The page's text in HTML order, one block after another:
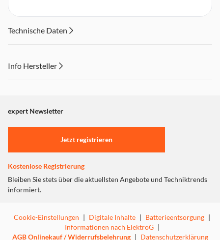
Anti-Bubble-Technologie
Technische Daten
Info Hersteller
"Marketing".
Einstellungen anpassen
expert Newsletter
Jetzt registrieren
Kostenlose Registrierung
Bleiben Sie stets über die aktuellsten Angebote und Techniktrends
informiert.
Cookie-Einstellungen | Digitale Inhalte | Batterieentsorgung |
Informationen nach ElektroG |
AGB Onlinekauf / Widerrufsbelehrung | Datenschutzerklärung